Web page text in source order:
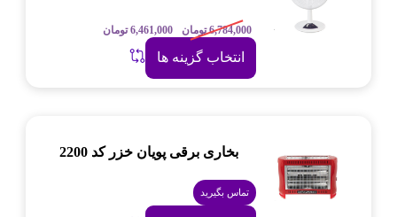
6,784,000 تومان 6,461,000 تومان
انتخاب گزینه ها
بخاری برقی پویان خزر کد 2200
تماس بگیرید